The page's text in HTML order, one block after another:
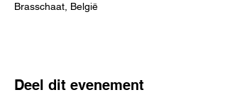
Brasschaat, België
Deel dit evenement